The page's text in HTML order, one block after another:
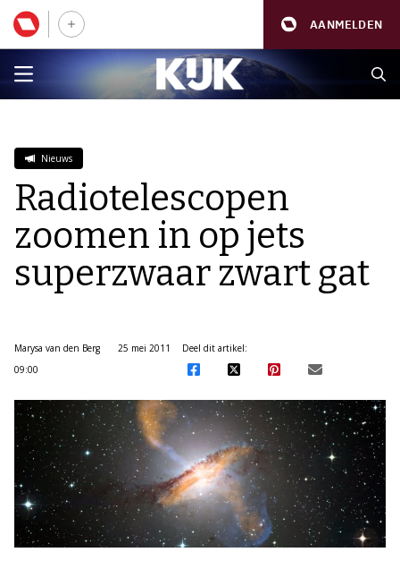
AANMELDEN
Nieuws
Radiotelescopen
zoomen in op jets
superzwaar zwart gat
Marysa van den Berg
25 mei 2011
09:00
Deel dit artikel: